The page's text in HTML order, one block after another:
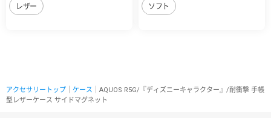
レザー ソフト
アクセサリートップ ケース ｜AQUOS R5G/『ディズニーキャラクター』/耐衝撃 手帳
型レザーケース サイドマグネット